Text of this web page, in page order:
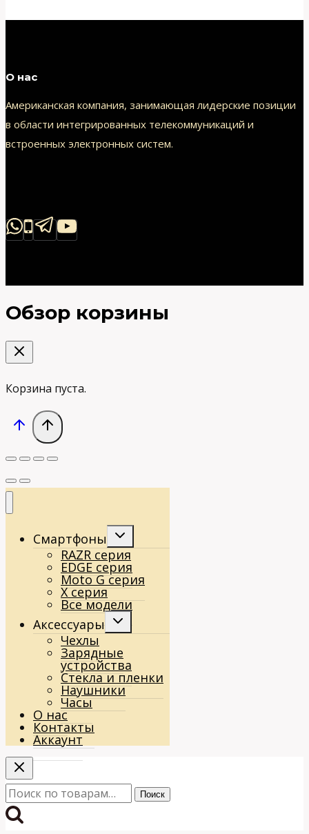
О нас
Американская компания, занимающая лидерские позиции
в области интегрированных телекоммуникаций и
встроенных электронных систем.
Обзор корзины
Корзина пуста.
Смартфоны
Переключить
меню
RAZR серия
EDGE серия
Moto G серия
X серия
Все модели
Аксессуары
Переключить
дочернее
Чехлы
Зарядные
устройства
Стекла и пленки
Наушники
Часы
О нас
Контакты
Аккаунт
Искать: Поиск